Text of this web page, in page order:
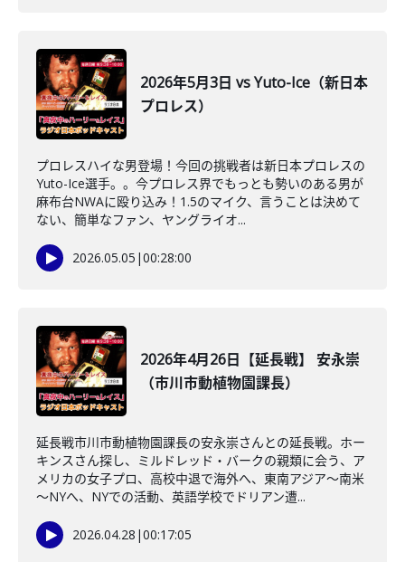
2026年5月3日 vs Yuto-Ice（新日本
プロレス）
プロレスハイな男登場！今回の挑戦者は新日本プロレスの
Yuto-Ice選手。。今プロレス界でもっとも勢いのある男が
麻布台NWAに殴り込み！1.5のマイク、言うことは決めて
ない、簡単なファン、ヤングライオ...
2026.05.05 |00:28:00
2026年4月26日【延長戦】 安永崇
（市川市動植物園課長）
延長戦市川市動植物園課長の安永崇さんとの延長戦。ホー
キンスさん探し、ミルドレッド・バークの親類に会う、ア
メリカの女子プロ、高校中退で海外へ、東南アジア～南米
～NYへ、NYでの活動、英語学校でドリアン遭...
2026.04.28 |00:17:05